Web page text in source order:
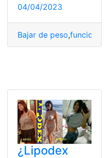
04/04/2023
Bajar de peso,funciona
¿Lipodex